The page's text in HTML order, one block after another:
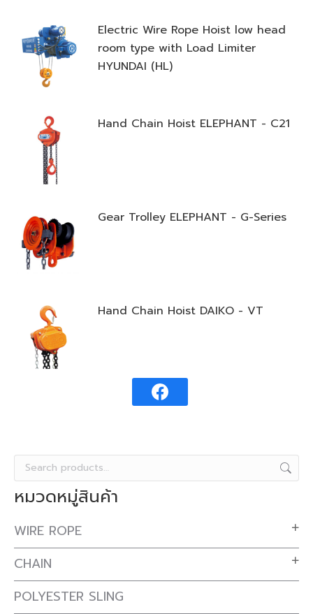
Electric Wire Rope Hoist low head
room type with Load Limiter
HYUNDAI (HL)
Hand Chain Hoist ELEPHANT - C21
Gear Trolley ELEPHANT - G-Series
Hand Chain Hoist DAIKO - VT
หมวดหมู่สินค้า
WIRE ROPE
CHAIN
POLYESTER SLING